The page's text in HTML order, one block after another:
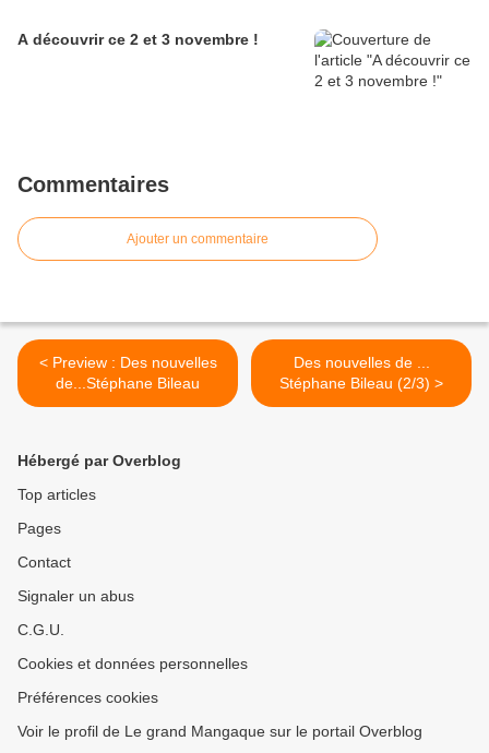
A découvrir ce 2 et 3 novembre !
Commentaires
Ajouter un commentaire
< Preview : Des nouvelles
de...Stéphane Bileau
Des nouvelles de ...
Stéphane Bileau (2/3) >
Hébergé par Overblog
Top articles
Pages
Contact
Signaler un abus
C.G.U.
Cookies et données personnelles
Préférences cookies
Voir le profil de Le grand Mangaque sur le portail Overblog